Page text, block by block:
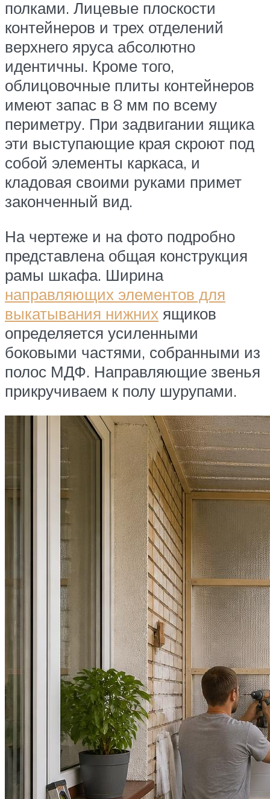
полками. Лицевые плоскости
контейнеров и трех отделений
верхнего яруса абсолютно
идентичны. Кроме того,
облицовочные плиты контейнеров
имеют запас в 8 мм по всему
периметру. При задвигании ящика
эти выступающие края скроют под
собой элементы каркаса, и
кладовая своими руками примет
законченный вид.
На чертеже и на фото подробно
представлена общая конструкция
рамы шкафа. Ширина
направляющих элементов для
выкатывания нижних ящиков
определяется усиленными
боковыми частями, собранными из
полос МДФ. Направляющие звенья
прикручиваем к полу шурупами.